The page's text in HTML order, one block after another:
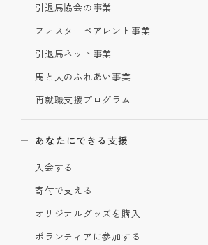
引退馬協会の事業
フォスターペアレント事業
引退馬ネット事業
馬と人のふれあい事業
再就職支援プログラム
あなたにできる支援
入会する
寄付で支える
オリジナルグッズを購入
ボランティアに参加する